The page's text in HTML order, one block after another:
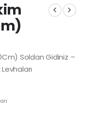
Soldan Gidiniz –